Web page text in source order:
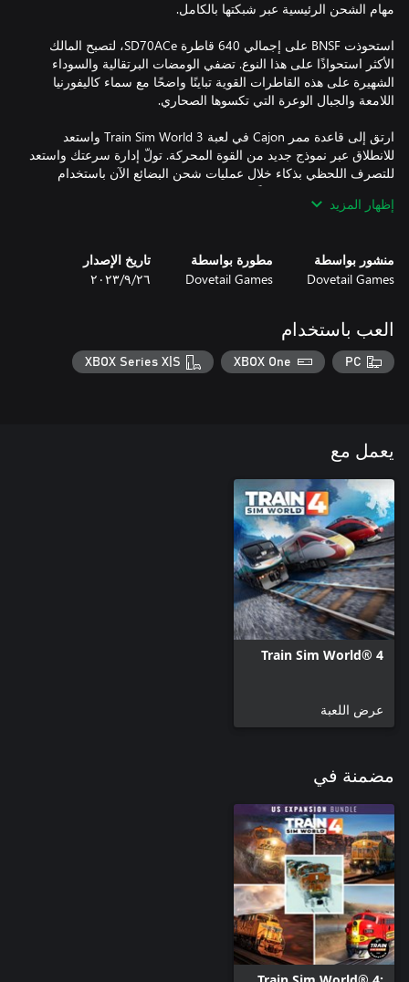
استحوذت BNSF على إجمالي 640 قاطرة SD70ACe، لتصبح المالك
الأكثر استحواذًا على هذا النوع. تضفي الومضات البرتقالية والسوداء
الشهيرة على هذه القاطرات القوية تباينًا واضحًا مع سماء كاليفورنيا
ارتق إلى قاعدة ممر Cajon في لعبة Train Sim World 3 واستعد
للانطلاق عبر نموذج جديد من القوة المحركة. تولّ إدارة سرعتك واستعد
للتصرف اللحظي بذكاء خلال عمليات شحن البضائع الآن باستخدام
العوارض المركزية في السَّحب، وانقل شحن الحاويات على عجلات،
باستخدام سيارات مقطورات الشحن الكلاسيكية المسطحة.
إظهار المزيد
منشور بواسطة
Dovetail Games
مطورة بواسطة
Dovetail Games
تاريخ الإصدار
٢٦‏/٩‏/٢٠٢٣
العب باستخدام
PC
XBOX One
XBOX Series X|S
يعمل مع
Train Sim World® 4
عرض اللعبة
مضمنة في